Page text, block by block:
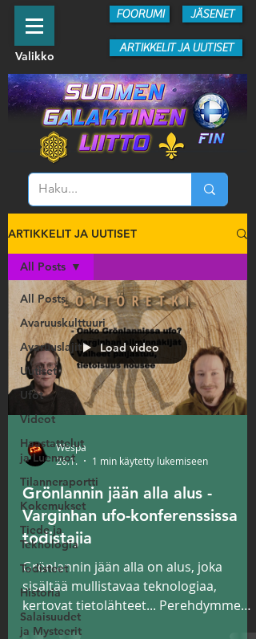
JÄSENET
FOORUMI
Valikko
ARTIKKELIT JA UUTISET
ARTIKKELIT JA UUTISET
All Posts
Avaruuskulttuuri
Avaruuslajit
Uutiset
Ufot
Videot
Haastattelut
ja Luennot
Tilanneraportti
Kokemukset
Tiede ja
Teknologia
Todisteet
Historia
Salaisuudet
ja Mysteerit
All Posts
Load video
Wespa
26.1.
1 min käytetty lukemiseen
Grönlannin jään alla alus -
Varginhan ufo-konferenssissa
todistajia
Grönlannin jään alla on alus, joka
sisältää mullistavaa teknologiaa,
kertovat tietolähteet... Perehdymme
myös Varginhan UFO-konferenssin